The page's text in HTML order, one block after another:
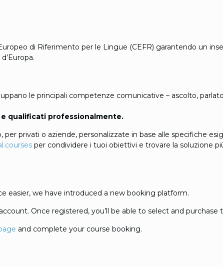
di Riferimento per le Lingue (CEFR) garantendo un
le principali competenze comunicative – ascolto,
qualificati professionalmente.
privati o aziende, personalizzate in base alle specifiche
per condividere i tuoi obiettivi e trovare la soluzione
easier, we have introduced a new booking platform.
Once registered, you’ll be able to select and
and complete your course booking.